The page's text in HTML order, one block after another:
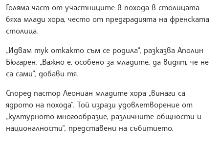
Голяма част от участниците в похода в столицата
бяха млади хора, често от предградията на френската
столица.
„Идвам тук откакто съм се родила“, разказва Аполин
Бюгарен. „Важно е, особено за младите, да видят, че не
са сами“, добави тя.
Според пастор Леониан младите хора „винаги са
ядрото на похода“. Той изрази удовлетворение от
„културното многообразие, различните общности и
националности“, представени на събитието.